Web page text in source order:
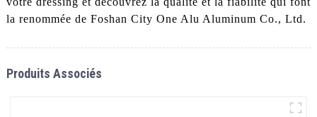
la renommée de Foshan City One Alu Aluminum Co., Ltd.
Produits Associés